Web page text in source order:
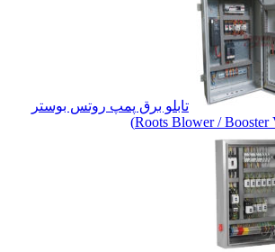
تابلو برق پمپ روتس بوستر